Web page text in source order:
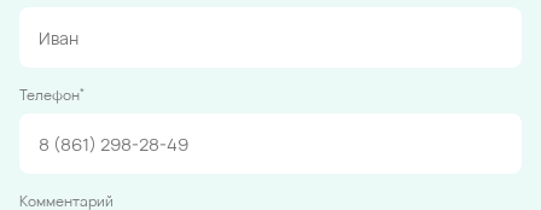
Телефон*
Комментарий